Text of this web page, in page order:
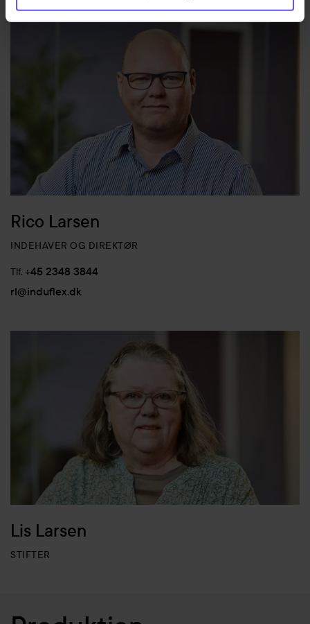
Rico Larsen
INDEHAVER OG DIREKTØR
Tlf. +45 2348 3844
rl@induflex.dk
Lis Larsen
STIFTER